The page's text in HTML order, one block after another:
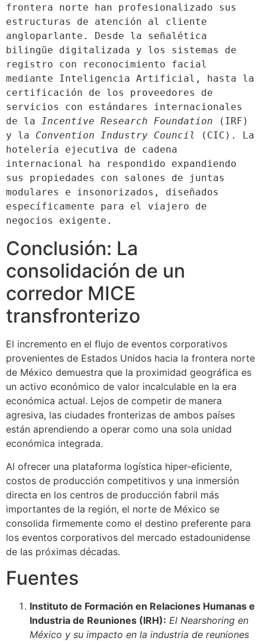
frontera norte han profesionalizado sus
estructuras de atención al cliente
angloparlante. Desde la señalética
bilingüe digitalizada y los sistemas de
registro con reconocimiento facial
mediante Inteligencia Artificial, hasta la
certificación de los proveedores de
servicios con estándares internacionales
de la Incentive Research Foundation (IRF)
y la Convention Industry Council
(CIC). La
hotelería ejecutiva de cadena
internacional ha respondido expandiendo
sus propiedades con salones de juntas
modulares e insonorizados, diseñados
específicamente para el viajero de
negocios exigente.
Conclusión: La
consolidación de un
corredor MICE
transfronterizo
El incremento en el flujo de eventos corporativos
provenientes de Estados Unidos hacia la frontera norte
de México demuestra que la proximidad geográfica es
un activo económico de valor incalculable en la era
económica actual. Lejos de competir de manera
agresiva, las ciudades fronterizas de ambos países
están aprendiendo a operar como una sola unidad
económica integrada.
Al ofrecer una plataforma logística hiper-eficiente,
costos de producción competitivos y una inmersión
directa en los centros de producción fabril más
importantes de la región, el norte de México se
consolida firmemente como el destino preferente para
los eventos corporativos del mercado estadounidense
de las próximas décadas.
Fuentes
Instituto de Formación en Relaciones Humanas e
Industria de Reuniones (IRH): El Nearshoring en
México y su impacto en la industria de reuniones